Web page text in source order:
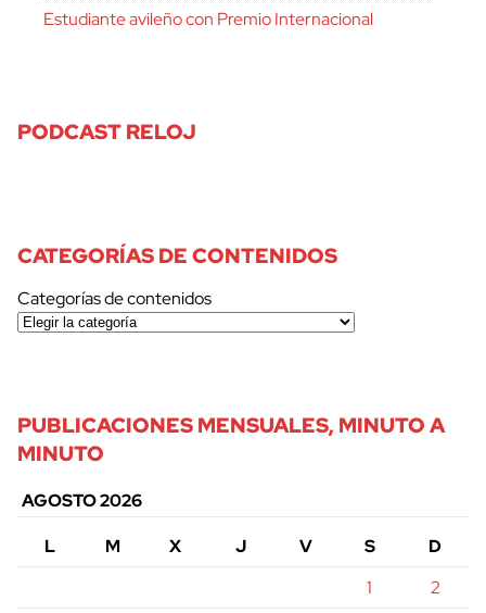
Estudiante avileño con Premio Internacional
PODCAST RELOJ
CATEGORÍAS DE CONTENIDOS
Categorías de contenidos
PUBLICACIONES MENSUALES, MINUTO A
MINUTO
AGOSTO 2026
L
M X J V S
D
1
2